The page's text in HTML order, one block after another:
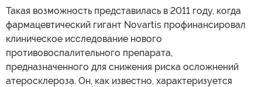
Такая возможность представилась в 2011 году, когда
фармацевтический гигант Novartis профинансировал
клиническое исследование нового
противовоспалительного препарата,
предназначенного для снижения риска осложнений
атеросклероза. Он, как известно, характеризуется